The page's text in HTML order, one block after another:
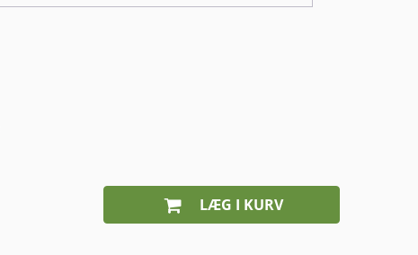
LÆG I KURV